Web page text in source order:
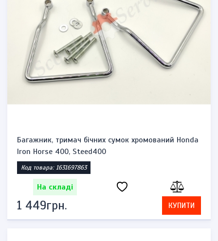
Багажник, тримач бічних сумок хромований Honda
Iron Horse 400, Steed400
Код товара: 1631697863
На складі
1 449грн. КУПИТИ